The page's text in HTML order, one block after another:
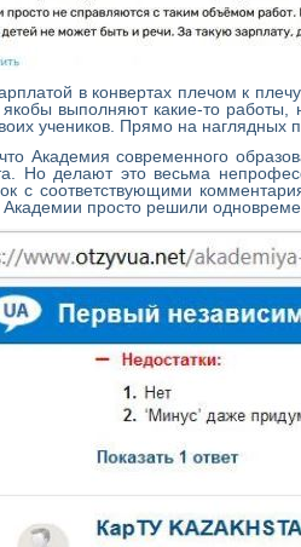
в конвертах плечом к
выполняют какие-то
учеников. Прямо на наглядных
Академия современного
Но делают это весьма
с соответствующими
Академии просто решили